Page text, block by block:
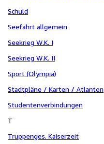
Schuld
Seefahrt allgemein
Seekrieg W.K. I
Seekrieg W.K. II
Sport (Olympia)
Stadtpläne / Karten / Atlanten
Studentenverbindungen
T
Truppenges. Kaiserzeit